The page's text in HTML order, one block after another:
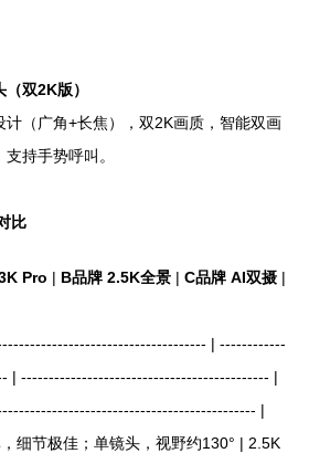
双2K版）
计（广角+长焦），双2K画质，智能双画
持手势呼叫。
比
Pro | B品牌 2.5K全景 | C品牌 AI双摄 |
| ------------
| --------------------------------------------- |
|
细节极佳；单镜头，视野约130° | 2.5K